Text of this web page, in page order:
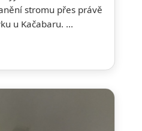
stromu přes právě
u Kačabaru. ...